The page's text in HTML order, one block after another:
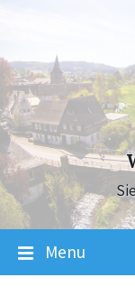
navigation
Menu